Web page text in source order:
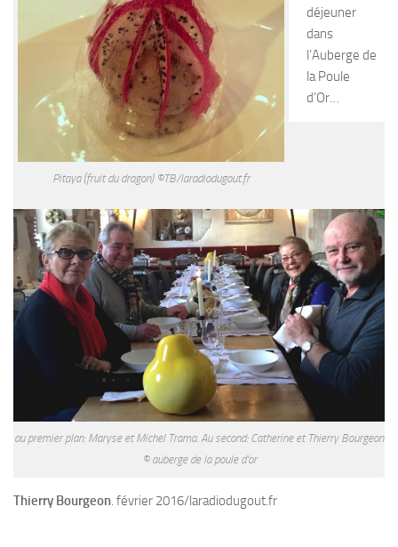
Pitaya (fruit du dragon) ©TB/laradiodugout.fr
déjeuner
dans
l’Auberge de
la Poule
d’Or…
au premier plan: Maryse et Michel Trama. Au second: Catherine et Thierry Bourgeon
© auberge de la poule d’or
Thierry Bourgeon . février 2016/laradiodugout.fr